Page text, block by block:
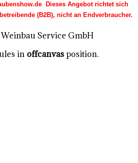
Dieses Angebot richtet sich
(B2B), nicht an Endverbraucher.
Service GmbH
in offcanvasposition.